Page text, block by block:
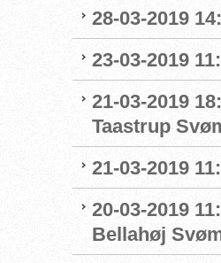
28-03-2019
23-03-2019
21-03-2019
Taastrup
21-03-2019
20-03-2019
Bellahøj